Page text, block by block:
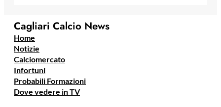
Cagliari Calcio News
Home
Notizie
Calciomercato
Infortuni
Probabili Formazioni
Dove vedere in TV